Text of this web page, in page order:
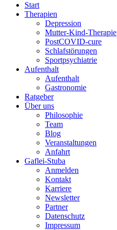
Start
Therapien
Depression
Mutter-Kind-Therapie
PostCOVID-cure
Schlafstörungen
Sportpsychiatrie
Aufenthalt
Aufenthalt
Gastronomie
Ratgeber
Über uns
Philosophie
Team
Blog
Veranstaltungen
Anfahrt
Gaflei-Stuba
Anmelden
Kontakt
Karriere
Newsletter
Partner
Datenschutz
Impressum